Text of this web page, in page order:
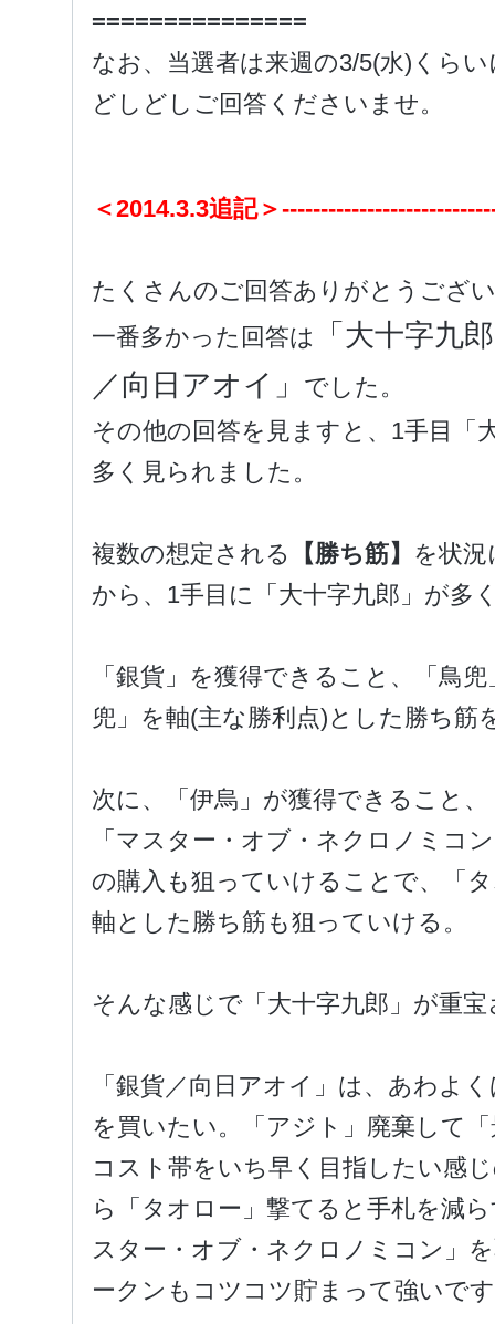
===============
なお、当選者は来週の3/5(水)くら
どしどしご回答くださいませ。
＜2014.3.3追記＞
たくさんのご回答ありがとうござ
一番多かった回答は
「大十字九
／向日アオイ」
でした。
その他の回答を見ますと、1手目「
多く見られました。
複数の想定される 【勝ち筋】 を状
から、1手目に「大十字九郎」が多
「銀貨」を獲得できること、「鳥
兜」を軸(主な勝利点)とした勝ち筋
次に、「伊烏」が獲得できること
「マスター・オブ・ネクロノミコ
の購入も狙っていけることで、「
軸とした勝ち筋も狙っていける。
そんな感じで「大十字九郎」が重
「銀貨／向日アオイ」は、あわよ
を買いたい。「アジト」廃棄して
コスト帯をいち早く目指したい感
ら「タオロー」撃てると手札を減
スター・オブ・ネクロノミコン」
ークンもコツコツ貯まって強いで